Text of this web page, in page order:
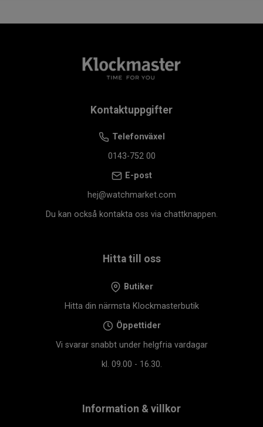
Kontaktuppgifter
Telefonväxel
0143-752 00
E-post
hej@watchmarket.com
Du kan också kontakta oss via chattknappen.
Hitta till oss
Butiker
Hitta din närmsta Klockmasterbutik
Öppettider
Vi svarar snabbt under helgfria vardagar
kl. 09.00 - 16.30.
Information & villkor